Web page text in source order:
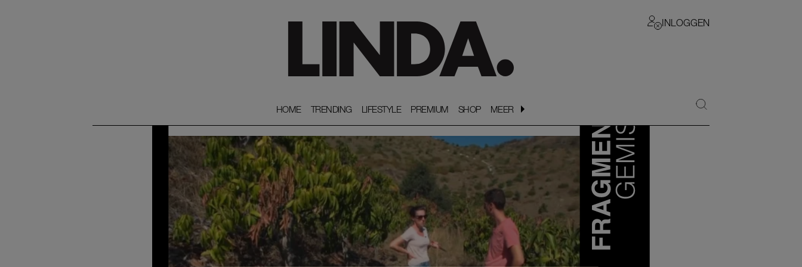
INLOGGEN
HOME
HOME TRENDING
TRENDING LIFESTYLE
LIFESTYLE PREMIUM
PREMIUM SHOP
SHOP MEER
MEER